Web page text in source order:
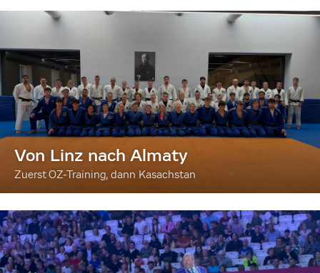
Von Linz nach Almaty
Zuerst OZ-Training, dann Kasachstan